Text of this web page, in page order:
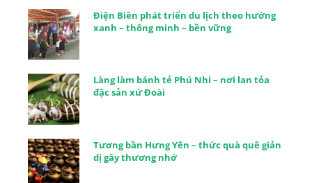
Điện Biên phát triển du lịch theo hướng
xanh – thông minh – bền vững
Làng làm bánh tẻ Phú Nhi – nơi lan tỏa
đặc sản xứ Đoài
Tương bần Hưng Yên – thức quà quê giản
dị gây thương nhớ